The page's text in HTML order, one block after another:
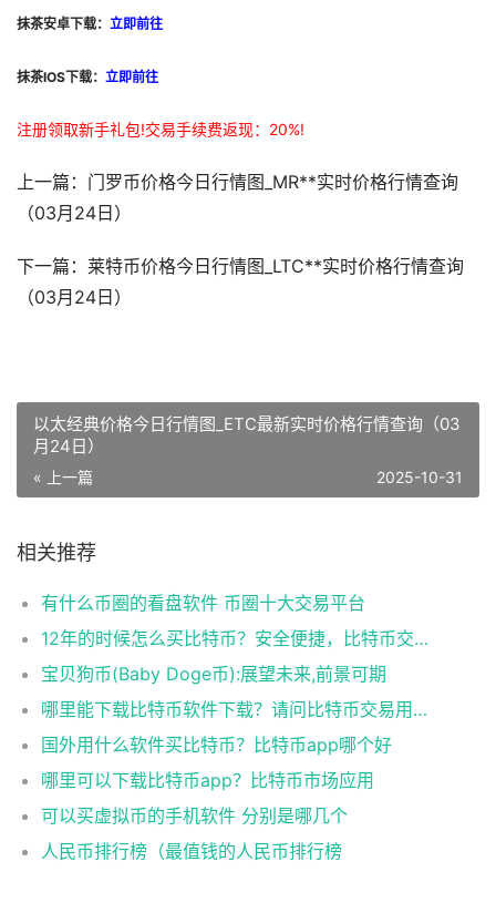
抹茶安卓下载： 立即前往
抹茶IOS下载： 立即前往
注册领取新手礼包!交易手续费返现：20%!
上一篇：门罗币价格今日行情图_MR**实时价格行情查询
（03月24日）
下一篇：莱特币价格今日行情图_LTC**实时价格行情查询
（03月24日）
以太经典价格今日行情图_ETC最新实时价格行情查询（03
月24日）
« 上一篇 2025-10-31
相关推荐
有什么币圈的看盘软件 币圈十大交易平台
12年的时候怎么买比特币？安全便捷，比特币交易首选
宝贝狗币(Baby Doge币):展望未来,前景可期
哪里能下载比特币软件下载？请问比特币交易用什么软件
国外用什么软件买比特币？比特币app哪个好
哪里可以下载比特币app？比特币市场应用
可以买虚拟币的手机软件 分别是哪几个
人民币排行榜（最值钱的人民币排行榜